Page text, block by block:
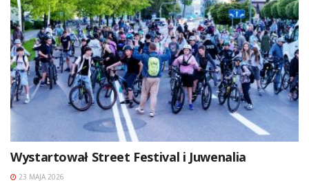
Wystartował Street Festival i Juwenalia
23 MAJA 2026